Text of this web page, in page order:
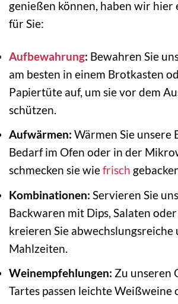
genießen können, haben wir hier
für Sie:
Aufbewahrung: Bewahren Sie
am besten in einem Brotkasten
Papiertüte auf, um sie vor dem
schützen.
Aufwärmen: Wärmen Sie unsere
Bedarf im Ofen oder in der
schmecken sie wiefrisch
Kombinationen: Servieren Sie
Backwaren mit Dips, Salaten oder
kreieren Sie abwechslungsreiche
Mahlzeiten.
Weinempfehlungen: Zu unseren
Tartes passen leichte Weißweine